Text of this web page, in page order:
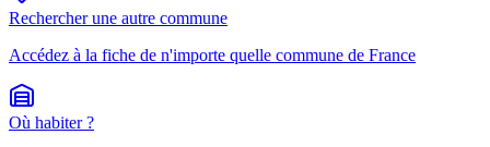
Rechercher une autre commune
Accédez à la fiche de n'importe quelle commune de France
Où habiter ?